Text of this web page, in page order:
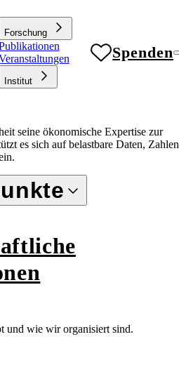
Forschung
Institut
Spenden
seine ökonomische Expertise zur
es sich auf belastbare Daten, Zahlen
und wie wir organisiert sind.